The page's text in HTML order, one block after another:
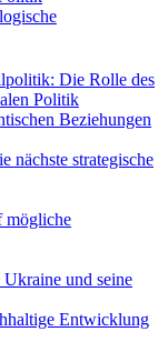
Die Rolle des
Politik
Beziehungen
nächste strategische
mögliche
und seine
Entwicklung